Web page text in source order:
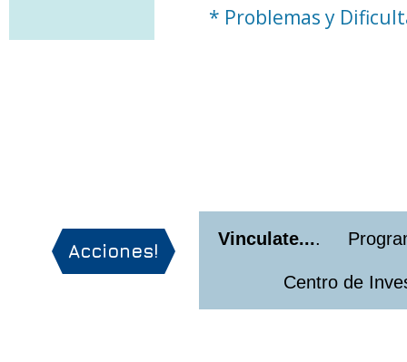
Acciones!
Vinculate....
Centro de
* Problemas y